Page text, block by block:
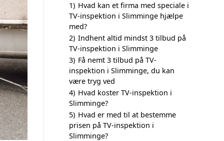
1) Hvad kan et firma med speciale i
TV-inspektion i Slimminge hjælpe
med?
2) Indhent altid mindst 3 tilbud på
TV-inspektion i Slimminge
3) Få nemt 3 tilbud på TV-
inspektion i Slimminge, du kan
være tryg ved
4) Hvad koster TV-inspektion i
Slimminge?
5) Hvad er med til at bestemme
prisen på TV-inspektion i
Slimminge?